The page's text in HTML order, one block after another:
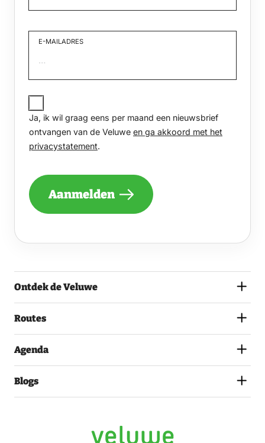
E-MAILADRES
JA,
IK
WIL
GRAAG
PER
EEN
ONTVANGEN
EN
HET
Ja, ik wil graag eens per maand een nieuwsbrief
ontvangen van de Veluwe en ga akkoord met het
privacystatement.
Aanmelden
Ontdek de Veluwe
Routes
Agenda
Blogs